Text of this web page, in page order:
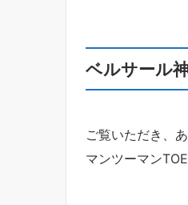
ベルサール
ご覧いただき、
マンツーマン